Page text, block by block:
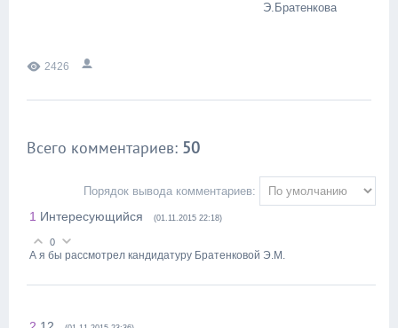
Э.Братенкова
2426
Всего комментариев: 50
Порядок вывода комментариев:
1 Интересующийся (01.11.2015 22:18)
0
А я бы рассмотрел кандидатуру Братенковой Э.М.